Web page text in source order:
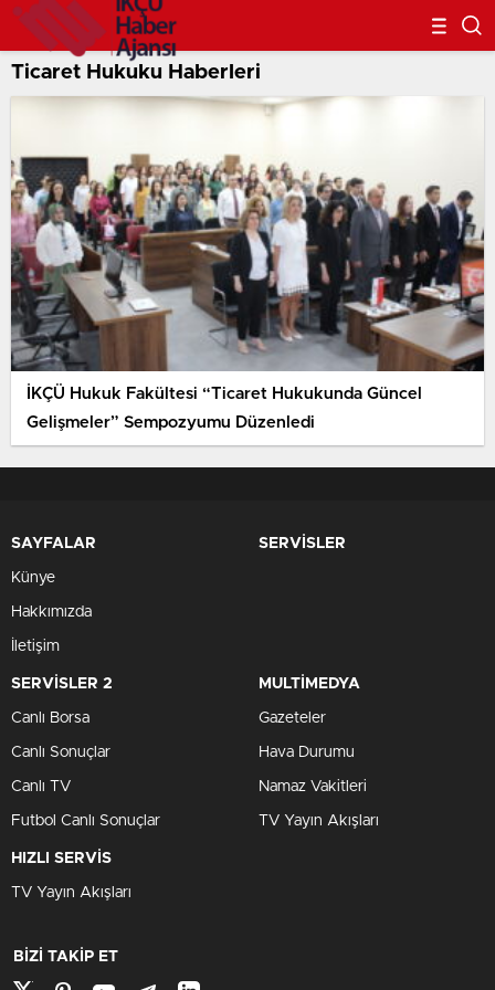
Ticaret Hukuku Haberleri
İKÇÜ Hukuk Fakültesi “Ticaret Hukukunda Güncel
Gelişmeler” Sempozyumu Düzenledi
SAYFALAR
Künye
Hakkımızda
İletişim
SERVİSLER
SERVİSLER 2
Canlı Borsa
Canlı Sonuçlar
Canlı TV
Futbol Canlı Sonuçlar
MULTİMEDYA
Gazeteler
Hava Durumu
Namaz Vakitleri
TV Yayın Akışları
HIZLI SERVİS
TV Yayın Akışları
BİZİ TAKİP ET